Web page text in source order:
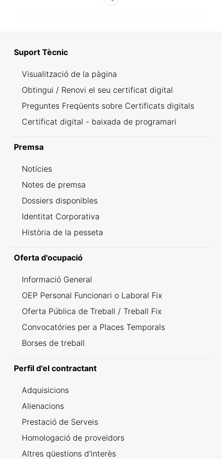
Suport Tècnic
Visualització de la pàgina
Obtingui / Renovi el seu certificat digital
Preguntes Freqüents sobre Certificats digitals
Certificat digital - baixada de programari
Premsa
Notícies
Notes de premsa
Dossiers disponibles
Identitat Corporativa
Història de la pesseta
Oferta d'ocupació
Informació General
OEP Personal Funcionari o Laboral Fix
Oferta Pública de Treball / Treball Fix
Convocatóries per a Places Temporals
Borses de treball
Perfil d'el contractant
Adquisicions
Alienacions
Prestació de Serveis
Homologació de proveïdors
Altres qüestions d'interès